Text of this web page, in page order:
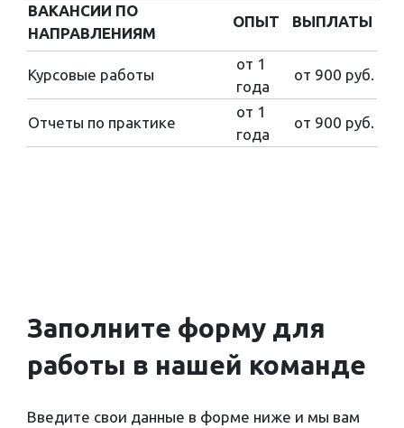
ВАКАНСИИ ПО
НАПРАВЛЕНИЯМ
ОПЫТ ВЫПЛАТЫ
НАПРАВЛЕНИЯМ
ОПЫТ
Курсовые работы
от 1
года
от 900 руб.
Отчеты по практике
от 1
года
от 900 руб.
Заполните форму для
работы в нашей команде
Введите свои данные в форме ниже и мы вам